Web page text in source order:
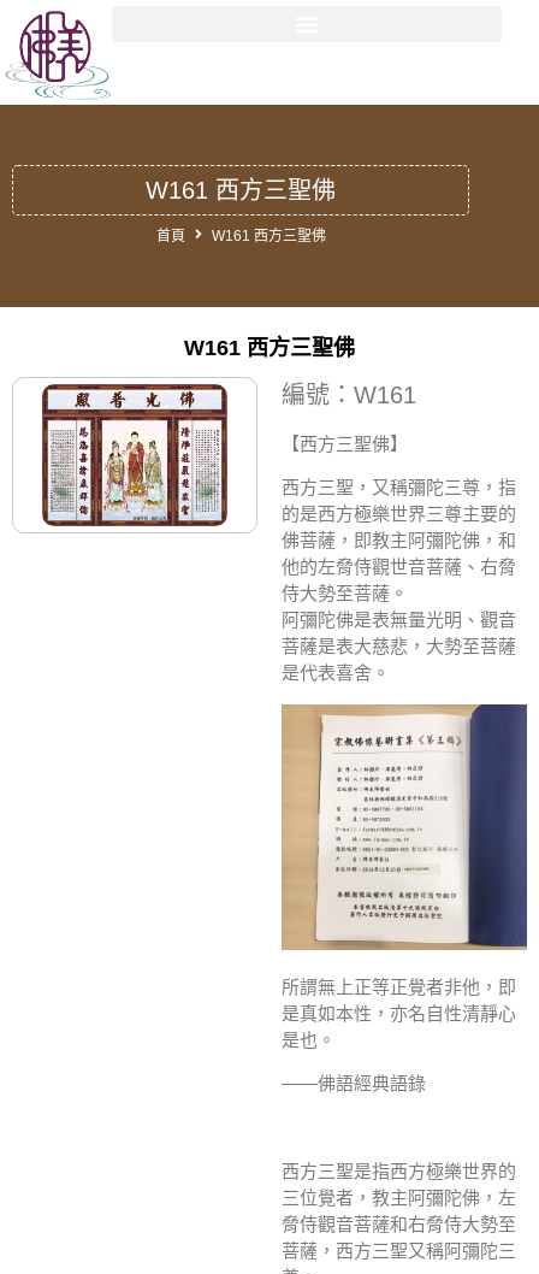
W161 西方三聖佛
首頁 W161 西方三聖佛
W161 西方三聖佛
編號：W161
【西方三聖佛】
西方三聖，又稱彌陀三尊，指
的是西方極樂世界三尊主要的
佛菩薩，即教主阿彌陀佛，和
他的左脅侍觀世音菩薩、右脅
侍大勢至菩薩。
阿彌陀佛是表無量光明、觀音
菩薩是表大慈悲，大勢至菩薩
是代表喜舍。
所謂無上正等正覺者非他，即
是真如本性，亦名自性清靜心
是也。
——佛語經典語錄
西方三聖是指西方極樂世界的
三位覺者，教主阿彌陀佛，左
脅侍觀音菩薩和右脅侍大勢至
菩薩，西方三聖又稱阿彌陀三